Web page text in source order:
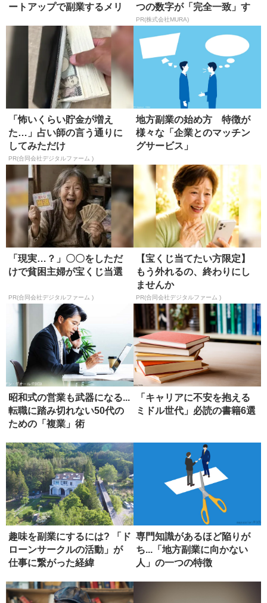
ートアップで副業するメリ
つの数字が「完全一致」す
る方...
PR(株式会社MURA)
「怖いくらい貯金が増え
た…」占い師の言う通りに
してみただけ
PR(合同会社デジタルファーム )
地方副業の始め方 特徴が
様々な「企業とのマッチン
グサービス」
「現実…？」〇〇をしただ
けで貧困主婦が宝くじ当選
PR(合同会社デジタルファーム )
【宝くじ当てたい方限定】
もう外れるの、終わりにし
ませんか
PR(合同会社デジタルファーム )
昭和式の営業も武器になる...
転職に踏み切れない50代の
ための「複業」術
「キャリアに不安を抱える
ミドル世代」必読の書籍6選
趣味を副業にするには? 「ド
ローンサークルの活動」が
仕事に繋がった経緯
専門知識があるほど陥りが
ち...「地方副業に向かない
人」の一つの特徴